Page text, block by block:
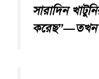
সারাদিন
করেছ”—তখন